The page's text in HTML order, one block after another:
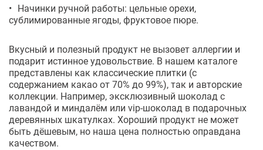
Начинки ручной работы: цельные орехи,
сублимированные ягоды, фруктовое пюре.
Вкусный и полезный продукт не вызовет аллергии и
подарит истинное удовольствие. В нашем каталоге
представлены как классические плитки (с
содержанием какао от 70% до 99%), так и авторские
коллекции. Например, эксклюзивный шоколад с
лавандой и миндалём или vip-шоколад в подарочных
деревянных шкатулках. Хороший продукт не может
быть дёшевым, но наша цена полностью оправдана
качеством.